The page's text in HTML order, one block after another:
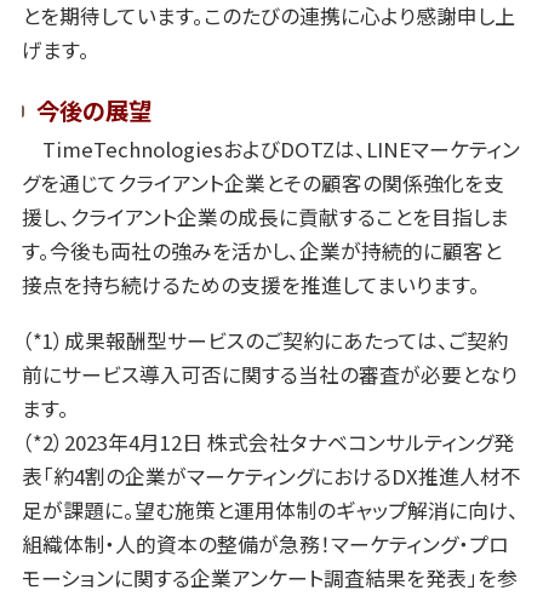
とを期待しています。このたびの連携に心より感謝申し上
げます。
今後の展望
TimeTechnologiesおよびDOTZは、LINEマーケティン
グを通じてクライアント企業とその顧客の関係強化を支
援し、クライアント企業の成長に貢献することを目指しま
す。今後も両社の強みを活かし、企業が持続的に顧客と
接点を持ち続けるための支援を推進してまいります。
（*1）成果報酬型サービスのご契約にあたっては、ご契約
前にサービス導入可否に関する当社の審査が必要となり
ます。
（*2）2023年4月12日 株式会社タナベコンサルティング発
表「約4割の企業がマーケティングにおけるDX推進人材不
足が課題に。望む施策と運用体制のギャップ解消に向け、
組織体制・人的資本の整備が急務！マーケティング・プロ
モーションに関する企業アンケート調査結果を発表」を参